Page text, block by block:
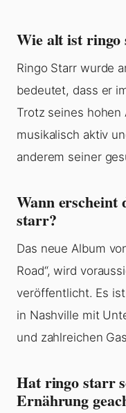
Wie alt ist
Ringo Starr wurde
bedeutet, dass er
Trotz seines
musikalisch aktiv
anderem seiner
Wann erscheint
starr?
Das neue Album
Road“, wird
veröffentlicht. Es
in Nashville mit
und zahlreichen
Hat ringo starr
Ernährung